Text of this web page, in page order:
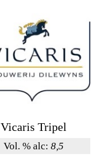
Vicaris Tripel
Vol. % alc: 8,5